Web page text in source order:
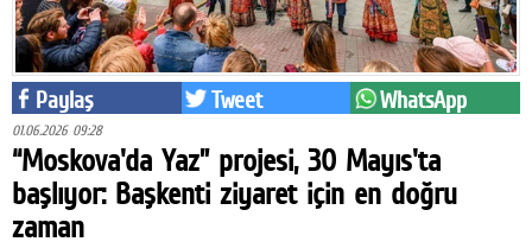
Yazarlar
Künye
İletişim
A24 SOSYAL MEDYA
Facebook
Paylaş Tweet WhatsApp
01.06.2026 09:28
“Moskova'da Yaz” projesi, 30 Mayıs'ta
başlıyor: Başkenti ziyaret için en doğru
zaman